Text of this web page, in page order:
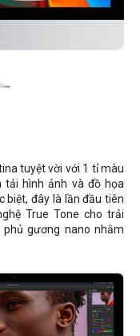
tuyệt vời với 1 tỉ màu
tải hình ảnh và đồ họa
biệt, đây là lần đầu tiên
True Tone cho trải
gương nano nhằm